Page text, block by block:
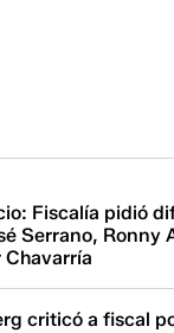
Fiscalía pidió
Serrano, Ronny
Chavarría
criticó a fiscal